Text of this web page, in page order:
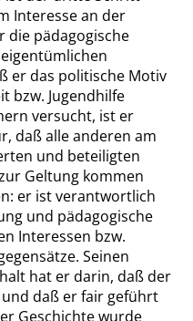
Interesse an der
die pädagogische
er das politische Motiv
bzw. Jugendhilfe
versucht, ist er
daß alle anderen am
und beteiligten
Geltung kommen
er ist verantwortlich
und pädagogische
Interessen bzw.
Seinen
hat er darin, daß der
daß er fair geführt
Geschichte wurde